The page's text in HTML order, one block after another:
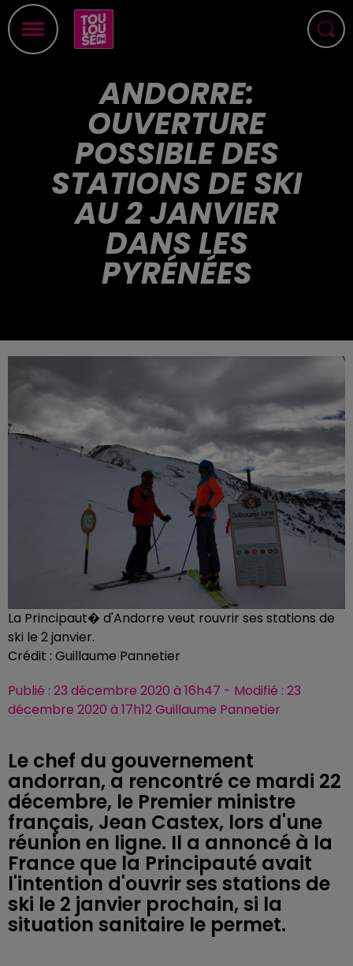
ANDORRE:
OUVERTURE
POSSIBLE DES
STATIONS DE SKI
AU 2 JANVIER
DANS LES
PYRÉNÉES
La Principaut� d'Andorre veut rouvrir ses stations de
ski le 2 janvier.
Crédit : Guillaume Pannetier
Publié : 23 décembre 2020 à 16h47 - Modifié : 23
décembre 2020 à 17h12 Guillaume Pannetier
Le chef du gouvernement
andorran, a rencontré ce mardi 22
décembre, le Premier ministre
français, Jean Castex, lors d'une
réunion en ligne. Il a annoncé à la
France que la Principauté avait
l'intention d'ouvrir ses stations de
ski le 2 janvier prochain, si la
situation sanitaire le permet.